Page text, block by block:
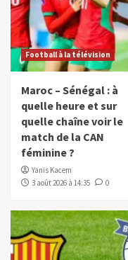
Football à la télévision
Maroc – Sénégal : à
quelle heure et sur
quelle chaîne voir le
match de la CAN
féminine ?
Yanis Kacem
3 août 2026 à 14:35
0